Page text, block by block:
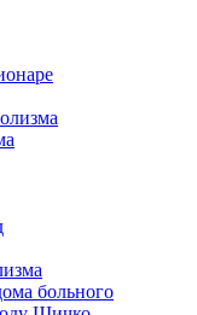
больного